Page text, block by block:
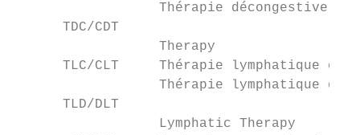
Thérapie décongestive
      TDC/CDT
                  Therapy
TLC/CLT     Thérapie lymphatique
Thérapie lymphatique
      TLD/DLT
                  Lymphatic Therapy